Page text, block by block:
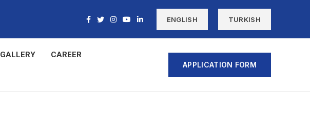
ENGLISH TURKISH
GALLERY CAREER
APPLICATION FORM